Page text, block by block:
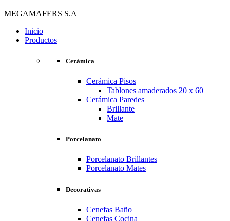
MEGAMAFERS S.A
Inicio
Productos
Cerámica
Cerámica Pisos
Tablones amaderados 20 x 60
Cerámica Paredes
Brillante
Mate
Porcelanato
Porcelanato Brillantes
Porcelanato Mates
Decorativas
Cenefas Baño
Cenefas Cocina